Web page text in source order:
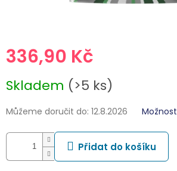
336,90 Kč
cena:
Skladem (>5 ks)
Můžeme doručit do: 12.8.2026
Přidat do košíku